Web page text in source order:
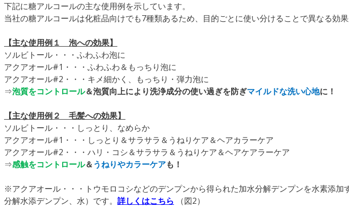
下記に糖アルコールの主な使用例を示しています。
当社の糖アルコールは化粧品向けでも7種類あるため、目的ごとに使い分けることで異なる効果
【主な使用例１ 泡への効果】
ソルビトール・・・ふわふわ泡に
アクアオール#1・・・ふわふわ＆もっちり泡に
アクアオール#2・・・キメ細かく、もっちり・弾力泡に
⇒泡質をコントロール＆泡質向上により洗浄成分の使い過ぎを防ぎマイルドな洗い心地に！
【主な使用例２ 毛髪への効果】
ソルビトール・・・しっとり、なめらか
アクアオール#1・・・しっとり＆サラサラ＆うねりケア＆ヘアカラーケア
アクアオール#2・・・ハリ・コシ＆サラサラ＆うねりケア＆ヘアケアラーケア
⇒感触をコントロール＆うねりやカラーケアも！
※アクアオール・・・トウモロコシなどのデンプンから得られた加⽔分解デンプンを⽔素添
分解水添デンプン、水）です。 詳しくはこちら （図2）